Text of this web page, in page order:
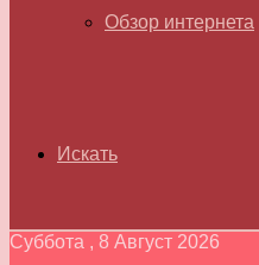
Обзор интернета
Искать
Суббота , 8 Август 2026